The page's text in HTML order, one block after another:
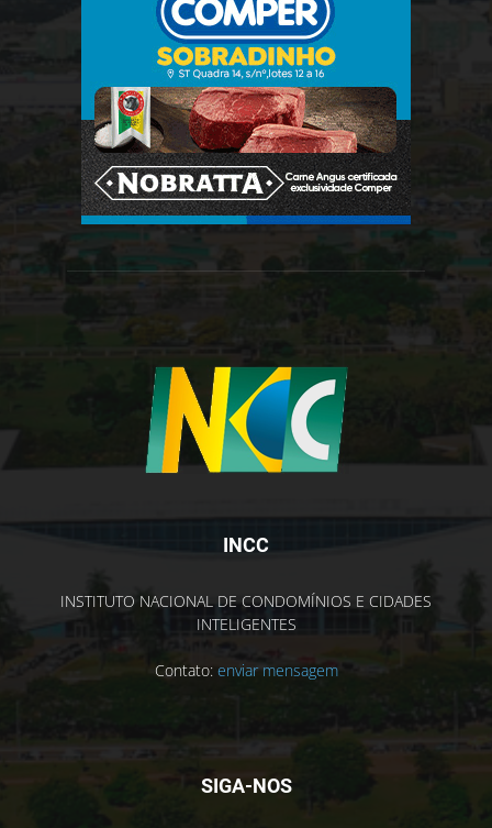
INCC
INSTITUTO NACIONAL DE CONDOMÍNIOS E CIDADES
INTELIGENTES
Contato: enviar mensagem
SIGA-NOS